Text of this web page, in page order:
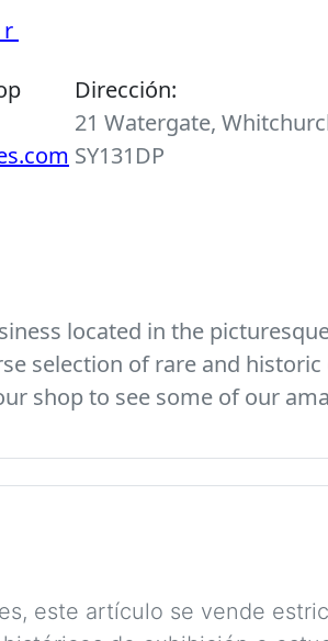
Dirección:
21 Watergate,
SY131DP
located in the
selection of rare and
shop to see some of our
este artículo se vende